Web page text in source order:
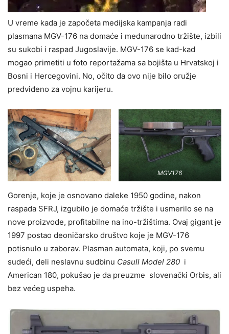
U vreme kada je započeta medijska kampanja radi
plasmana MGV-176 na domaće i međunarodno tržište, izbili
su sukobi i raspad Jugoslavije. MGV-176 se kad-kad
mogao primetiti u foto reportažama sa bojišta u Hrvatskoj i
Bosni i Hercegovini. No, očito da ovo nije bilo oružje
predviđeno za vojnu karijeru.
MGV176
Gorenje, koje je osnovano daleke 1950 godine, nakon
raspada SFRJ, izgubilo je domaće tržište i usmerilo se na
nove proizvode, profitabilne na ino-tržištima. Ovaj gigant je
1997 postao deoničarsko društvo koje je MGV-176
potisnulo u zaborav. Plasman automata, koji, po svemu
sudeći, deli neslavnu sudbinu Casull Model 280 i
American 180, pokušao je da preuzme slovenački Orbis, ali
bez većeg uspeha.